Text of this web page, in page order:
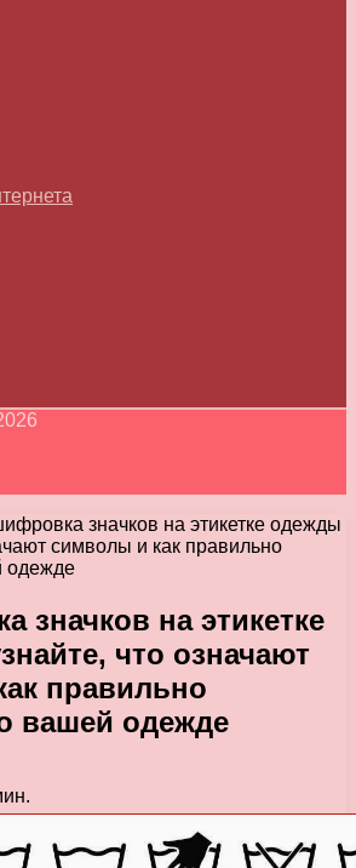
значков на этикетке одежды
символы и как правильно
одежде
значков на этикетке
что означают
правильно
вашей одежде